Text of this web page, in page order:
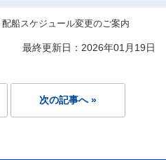
船スケジュール変更のご案内
最終更新日：2026年01月19日
次の記事へ »